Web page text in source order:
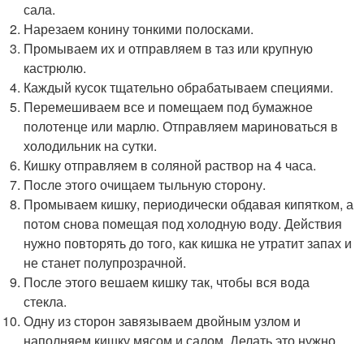
сала.
Нарезаем конину тонкими полосками.
Промываем их и отправляем в таз или крупную
кастрюлю.
Каждый кусок тщательно обрабатываем специями.
Перемешиваем все и помещаем под бумажное
полотенце или марлю. Отправляем мариноваться в
холодильник на сутки.
Кишку отправляем в соляной раствор на 4 часа.
После этого очищаем тыльную сторону.
Промываем кишку, периодически обдавая кипятком, а
потом снова помещая под холодную воду. Действия
нужно повторять до того, как кишка не утратит запах и
не станет полупрозрачной.
После этого вешаем кишку так, чтобы вся вода
стекла.
Одну из сторон завязываем двойным узлом и
наполняем кишку мясом и салом. Делать это нужно